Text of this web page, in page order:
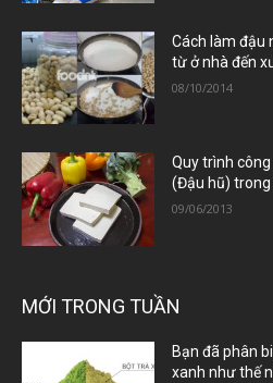
Cách làm đậu
từ ở nhà đến
08/10/2014
Quy trình
(Đậu hũ)
09/06/2013
MỚI TRONG TUẦN
Bạn đã phân
xanh như thế